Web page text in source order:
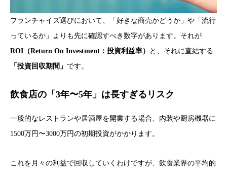
フランチャイズ選びにおいて、「好きな商売かどうか」や「流行
っているか」よりも先に確認すべき数字があります。それが
ROI（Return On Investment：投資利益率）
と、それに直結する
「投資回収期間」 です。
飲食店の「3年〜5年」は長すぎるリスク
一般的なレストランや居酒屋を開業する場合、内装や厨房機器に
1500万円〜3000万円の初期投資がかかります。
これを月々の利益で回収していくわけですが、飲食業界の平均的